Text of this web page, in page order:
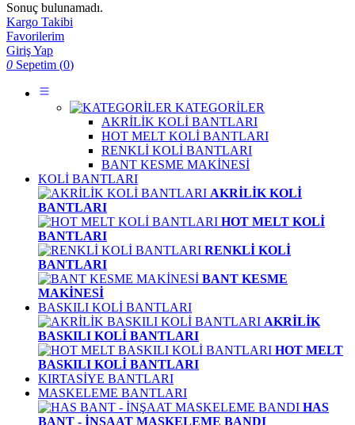
Sonuç bulunamadı.
Kargo Takibi
Favorilerim
Giriş Yap
0 Sepetim (0)
KATEGORİLER
AKRİLİK KOLİ BANTLARI
HOT MELT KOLİ BANTLARI
RENKLİ KOLİ BANTLARI
BANT KESME MAKİNESİ
KOLİ BANTLARI
AKRİLİK KOLİ
BANTLARI
HOT MELT KOLİ
BANTLARI
RENKLİ KOLİ
BANTLARI
BANT KESME
MAKİNESİ
BASKILI KOLİ BANTLARI
AKRİLİK
BASKILI KOLİ BANTLARI
HOT MELT
BASKILI KOLİ BANTLARI
KIRTASİYE BANTLARI
MASKELEME BANTLARI
HAS
BANT - İNŞAAT MASKELEME BANDI